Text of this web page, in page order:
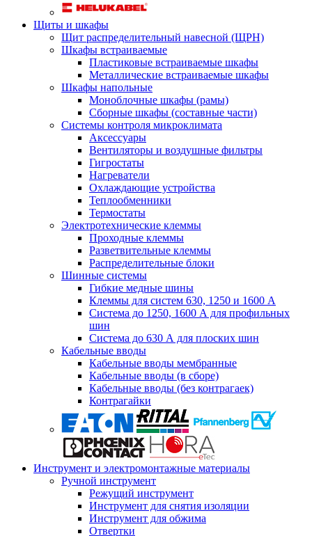
Щиты и шкафы
Щит распределительный навесной (ЩРН)
Шкафы встраиваемые
Пластиковые встраиваемые шкафы
Металлические встраиваемые шкафы
Шкафы напольные
Моноблочные шкафы (рамы)
Сборные шкафы (составные части)
Системы контроля микроклимата
Аксессуары
Вентиляторы и воздушные фильтры
Гигростаты
Нагреватели
Охлаждающие устройства
Теплообменники
Термостаты
Электротехнические клеммы
Проходные клеммы
Разветвительные клеммы
Распределительные блоки
Шинные системы
Гибкие медные шины
Клеммы для систем 630, 1250 и 1600 А
Система до 1250, 1600 А для профильных
шин
Система до 630 А для плоских шин
Кабельные вводы
Кабельные вводы мембранные
Кабельные вводы (в сборе)
Кабельные вводы (без контрагаек)
Контрагайки
Инструмент и электромонтажные материалы
Ручной инструмент
Режущий инструмент
Инструмент для снятия изоляции
Инструмент для обжима
Отвертки